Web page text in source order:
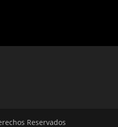
Reservados